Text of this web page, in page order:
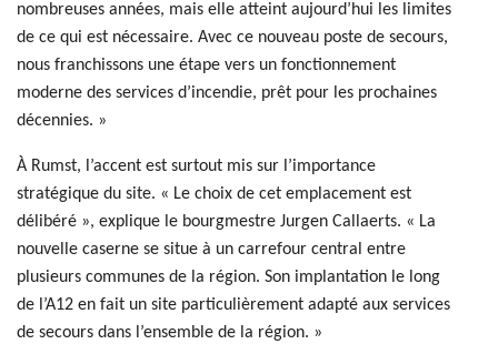
nombreuses années, mais elle atteint aujourd’hui les limites
de ce qui est nécessaire. Avec ce nouveau poste de secours,
nous franchissons une étape vers un fonctionnement
moderne des services d’incendie, prêt pour les prochaines
décennies. »
À Rumst, l’accent est surtout mis sur l’importance
stratégique du site. « Le choix de cet emplacement est
délibéré », explique le bourgmestre Jurgen Callaerts. « La
nouvelle caserne se situe à un carrefour central entre
plusieurs communes de la région. Son implantation le long
de l’A12 en fait un site particulièrement adapté aux services
de secours dans l’ensemble de la région. »